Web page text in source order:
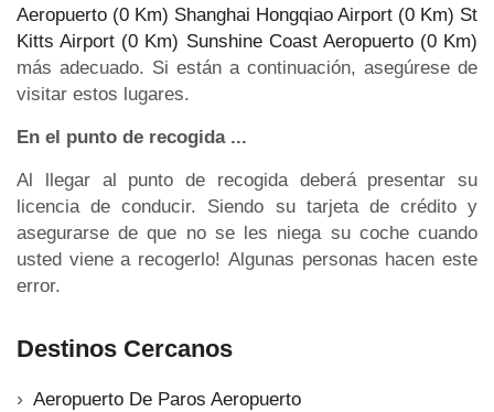
Aeropuerto (0 Km) Shanghai Hongqiao Airport (0 Km) St
Kitts Airport (0 Km) Sunshine Coast Aeropuerto (0 Km)
más adecuado. Si están a continuación, asegúrese de
visitar estos lugares.
En el punto de recogida ...
Al llegar al punto de recogida deberá presentar su
licencia de conducir. Siendo su tarjeta de crédito y
asegurarse de que no se les niega su coche cuando
usted viene a recogerlo! Algunas personas hacen este
error.
Destinos Cercanos
Aeropuerto De Paros Aeropuerto